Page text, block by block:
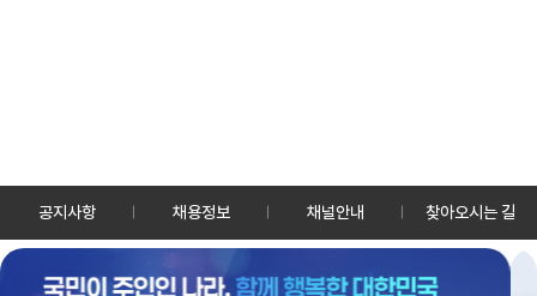
공지사항 채용정보 채널안내 찾아오시는 길
30128 세종특별자치시 정부2청사로 13 한국정책방송원 KTV
TEL: 044-204-8000